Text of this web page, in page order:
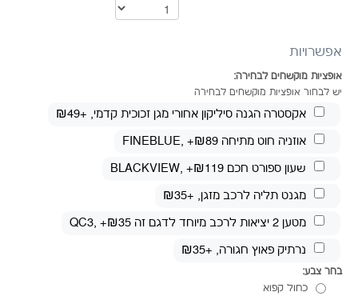
אפשרויות
אופציות מוקשחים לבחירה:
יש לבחור אופציות מוקשחים לבחירה
אקסטרה הגנה סיליקון אחורי מגן זכוכית קדמי, +₪49
אוזניה חוט מתיחה FINEBLUE , +₪89
שעון ספורט חכם BLACKVIEW , +₪119
מגנט תליה לרכב מזגן, +₪35
מטען 2 יציאות לרכב מיוחד לדגם זה QC3
, +₪35
נרתיק פאוץ חגורה, +₪35
בחר צבע:
כחול קפוא